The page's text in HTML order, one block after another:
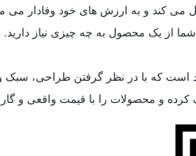
می کند و به ارزش های خود وفادار می
شما از یک محصول به چه چیزی نیاز دارید.
که با در نظر گرفتن طراحی، سبک و
و محصولات را با قیمت واقعی و